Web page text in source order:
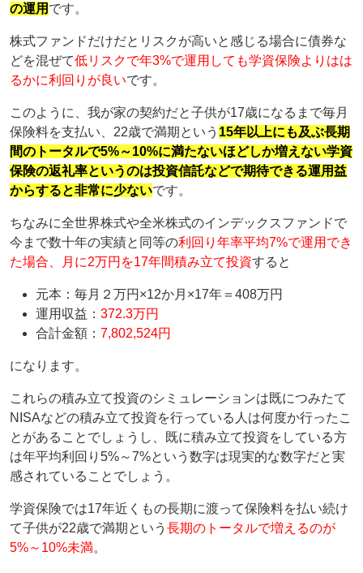
の運用 です。
株式ファンドだけだとリスクが高いと感じる場合に債券な
どを混ぜて低リスクで年3%で運用しても学資保険よりはは
るかに利回りが良いです。
このように、我が家の契約だと子供が17歳になるまで毎月
保険料を支払い、22歳で満期という 15年以上にも及ぶ長期
間のトータルで5%～10%に満たないほどしか増えない学資
保険の返礼率というのは投資信託などで期待できる運用益
からすると非常に少ないです。
ちなみに全世界株式や全米株式のインデックスファンドで
今まで数十年の実績と同等の利回り年率平均7%で運用でき
た場合、月に2万円を17年間積み立て投資すると
元本：毎月２万円×12か月×17年＝408万円
運用収益： 372.3万円
合計金額： 7,802,524円
になります。
これらの積み立て投資のシミュレーションは既につみたて
NISAなどの積み立て投資を行っている人は何度か行ったこ
とがあることでしょうし、既に積み立て投資をしている方
は年平均利回り5%～7%という数字は現実的な数字だと実
感されていることでしょう。
学資保険では17年近くもの長期に渡って保険料を払い続け
て子供が22歳で満期という 長期のトータルで増えるのが
5%～10%未満。